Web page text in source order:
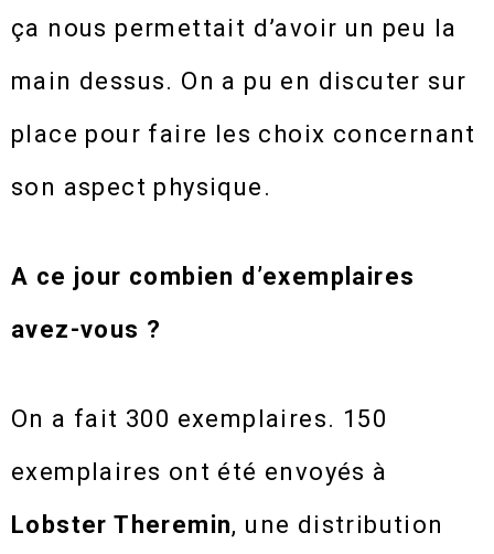
ça nous permettait d’avoir un peu la
main dessus. On a pu en discuter sur
place pour faire les choix concernant
son aspect physique.
A ce jour combien d’exemplaires
avez-vous ?
On a fait 300 exemplaires. 150
exemplaires ont été envoyés à
Lobster Theremin, une distribution